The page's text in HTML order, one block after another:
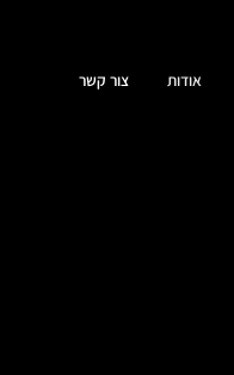
אודות צור קשר